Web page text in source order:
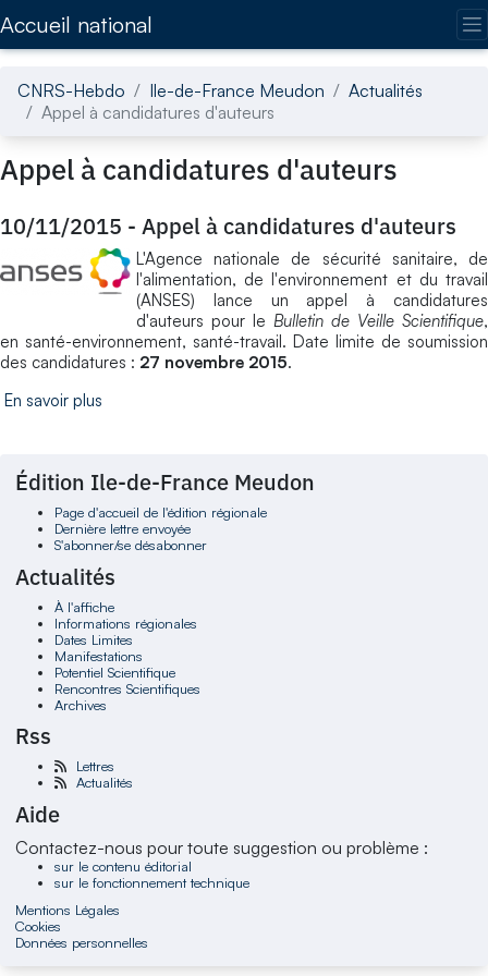
Accueil national
CNRS-Hebdo Ile-de-France Meudon
Actualités
Appel à candidatures d'auteurs
Appel à candidatures d'auteurs
10/11/2015 - Appel à candidatures d'auteurs
L'Agence nationale de sécurité sanitaire, de
l'alimentation, de l'environnement et du travail
(ANSES) lance un appel à candidatures
d'auteurs pour le Bulletin de Veille Scientifique,
en santé-environnement, santé-travail. Date limite de soumission
des candidatures : 27 novembre 2015.
En savoir plus
Édition Ile-de-France Meudon
Page d'accueil de l'édition régionale
Dernière lettre envoyée
S'abonner/se désabonner
Actualités
À l'affiche
Informations régionales
Dates Limites
Manifestations
Potentiel Scientifique
Rencontres Scientifiques
Archives
Rss
Lettres
Actualités
Aide
Contactez-nous pour toute suggestion ou problème :
sur le contenu éditorial
sur le fonctionnement technique
Mentions Légales
Cookies
Données personnelles